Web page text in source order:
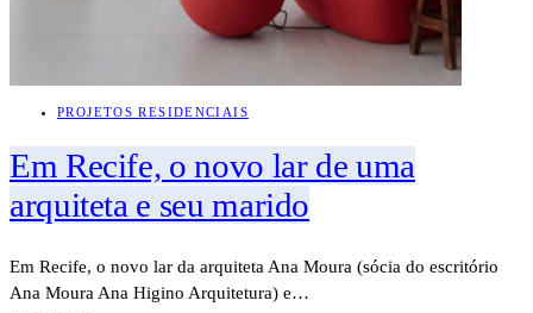
PROJETOS RESIDENCIAIS
Em Recife, o novo lar de uma
arquiteta e seu marido
Em Recife, o novo lar da arquiteta Ana Moura (sócia do escritório
Ana Moura Ana Higino Arquitetura) e…